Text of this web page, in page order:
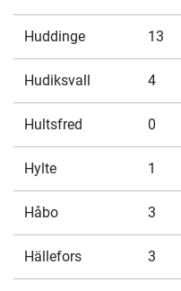
Huddinge 13
Hudiksvall 4
Hultsfred 0
Hylte 1
Håbo 3
Hällefors 3